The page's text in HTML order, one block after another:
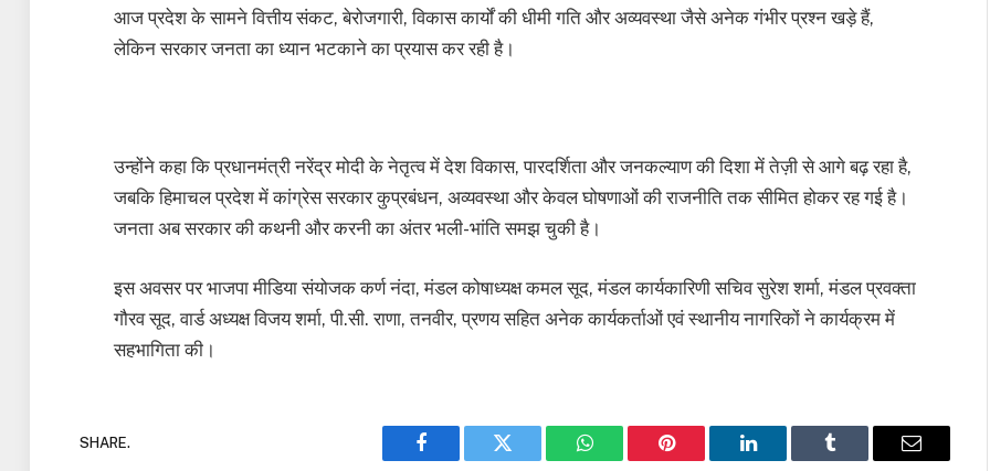
आज प्रदेश के सामने वित्तीय संकट, बेरोजगारी, विकास कार्यों की धीमी गति और अव्यवस्था जैसे अनेक गंभीर प्रश्न खड़े हैं,
लेकिन सरकार जनता का ध्यान भटकाने का प्रयास कर रही है।
उन्होंने कहा कि प्रधानमंत्री नरेंद्र मोदी के नेतृत्व में देश विकास, पारदर्शिता और जनकल्याण की दिशा में तेज़ी से आगे बढ़ रहा है,
जबकि हिमाचल प्रदेश में कांग्रेस सरकार कुप्रबंधन, अव्यवस्था और केवल घोषणाओं की राजनीति तक सीमित होकर रह गई है।
जनता अब सरकार की कथनी और करनी का अंतर भली-भांति समझ चुकी है।
इस अवसर पर भाजपा मीडिया संयोजक कर्ण नंदा, मंडल कोषाध्यक्ष कमल सूद, मंडल कार्यकारिणी सचिव सुरेश शर्मा, मंडल प्रवक्ता
गौरव सूद, वार्ड अध्यक्ष विजय शर्मा, पी.सी. राणा, तनवीर, प्रणय सहित अनेक कार्यकर्ताओं एवं स्थानीय नागरिकों ने कार्यक्रम में
सहभागिता की।
SHARE.
Facebook Twitter WhatsAppPinterest LinkedIn Tumblr Email